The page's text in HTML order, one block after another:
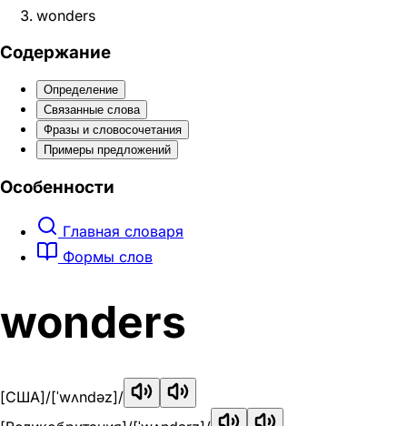
wonders
Содержание
Определение
Связанные слова
Фразы и словосочетания
Примеры предложений
Особенности
Главная словаря
Формы слов
wonders
[США]/[ˈwʌndəz]/